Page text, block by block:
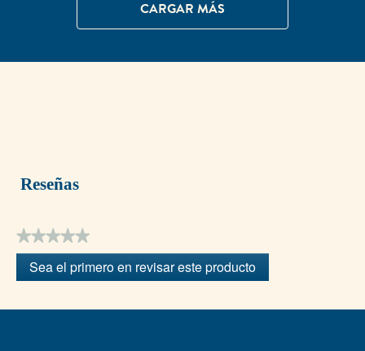
CARGAR MÁS
Reseñas
★★★★★
Sin
puntuación
Sea el primero en revisar este producto
.
esta